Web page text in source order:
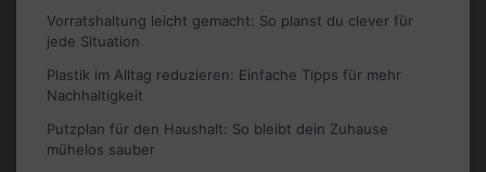
Vorratshaltung leicht gemacht: So planst du clever für
jede Situation
Plastik im Alltag reduzieren: Einfache Tipps für mehr
Nachhaltigkeit
Putzplan für den Haushalt: So bleibt dein Zuhause
mühelos sauber